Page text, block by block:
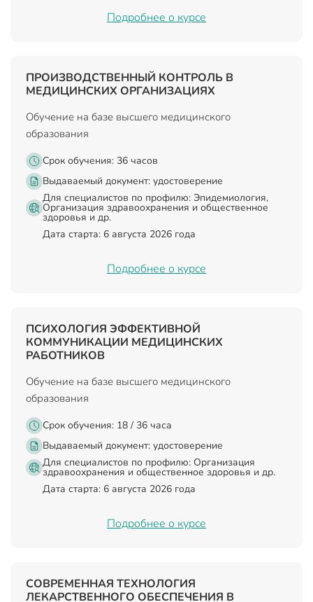
Подробнее о курсе
ПРОИЗВОДСТВЕННЫЙ КОНТРОЛЬ В
МЕДИЦИНСКИХ ОРГАНИЗАЦИЯХ
Обучение на базе высшего медицинского
образования
Срок обучения: 36 часов
Выдаваемый документ: удостоверение
Для специалистов по профилю: Эпидемиология,
Организация здравоохранения и общественное
здоровья и др.
Дата старта: 6 августа 2026 года
Подробнее о курсе
ПСИХОЛОГИЯ ЭФФЕКТИВНОЙ
КОММУНИКАЦИИ МЕДИЦИНСКИХ
РАБОТНИКОВ
Обучение на базе высшего медицинского
образования
Срок обучения: 18 / 36 часа
Выдаваемый документ: удостоверение
Для специалистов по профилю: Организация
здравоохранения и общественное здоровья и др.
Дата старта: 6 августа 2026 года
Подробнее о курсе
СОВРЕМЕННАЯ ТЕХНОЛОГИЯ
ЛЕКАРСТВЕННОГО ОБЕСПЕЧЕНИЯ В